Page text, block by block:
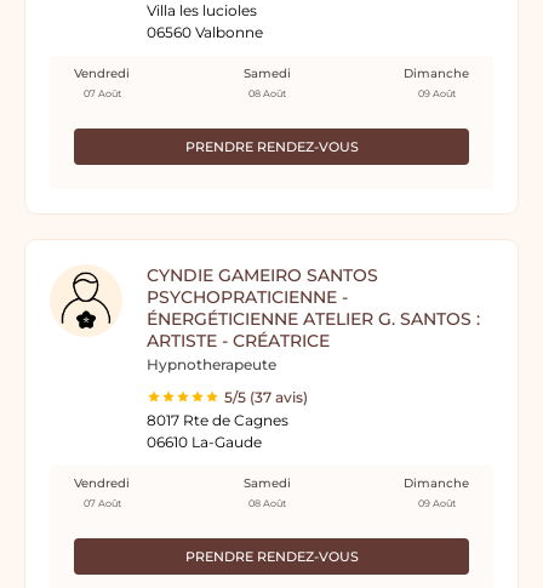
Villa les lucioles
06560 Valbonne
PRENDRE RENDEZ-VOUS
Vendredi
07 Août
Samedi
08 Août
Dimanche
09 Août
CYNDIE GAMEIRO SANTOS
PSYCHOPRATICIENNE -
ÉNERGÉTICIENNE ATELIER G. SANTOS :
ARTISTE - CRÉATRICE
Hypnotherapeute
5/5 (37 avis)
8017 Rte de Cagnes
06610 La-Gaude
PRENDRE RENDEZ-VOUS
Vendredi
07 Août
Samedi
08 Août
Dimanche
09 Août